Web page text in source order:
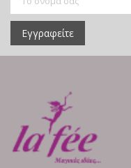
Εγγραφείτε